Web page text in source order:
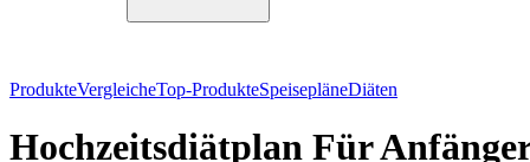
ProdukteVergleicheTop-ProdukteSpeisepläneDiäten
Hochzeitsdiätplan Für